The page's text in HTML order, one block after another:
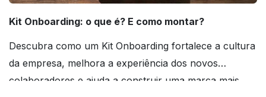
Kit Onboarding: o que é? E como montar?
Descubra como um Kit Onboarding fortalece a cultura
da empresa, melhora a experiência dos novos
colaboradores e ajuda a construir uma marca mais